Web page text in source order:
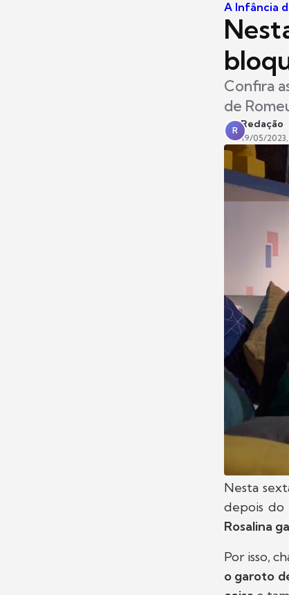
A Infância
Confira
de
R
Redação
19/05/
Nesta
depois do
Rosalina
Por isso,
o garoto